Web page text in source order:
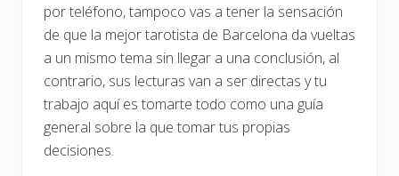
por teléfono, tampoco vas a tener la sensación
de que la mejor tarotista de Barcelona da vueltas
a un mismo tema sin llegar a una conclusión, al
contrario, sus lecturas van a ser directas y tu
trabajo aquí es tomarte todo como una guía
general sobre la que tomar tus propias
decisiones.